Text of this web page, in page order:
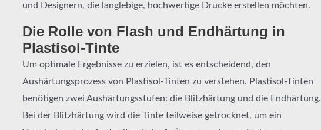
und Designern, die langlebige, hochwertige Drucke erstellen möchten.
Die Rolle von Flash und Endhärtung in
Plastisol-Tinte
Um optimale Ergebnisse zu erzielen, ist es entscheidend, den
Aushärtungsprozess von Plastisol-Tinten zu verstehen. Plastisol-Tinten
benötigen zwei Aushärtungsstufen: die Blitzhärtung und die Endhärtung.
Bei der Blitzhärtung wird die Tinte teilweise getrocknet, um ein